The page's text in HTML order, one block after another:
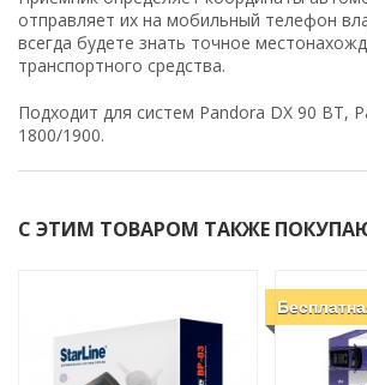
отправляет их на мобильный телефон
всегда будете знать точное
транспортного средства.
Подходит для систем Pandora DX 90 BT,
1800/1900.
С ЭТИМ ТОВАРОМ ТАКЖЕ